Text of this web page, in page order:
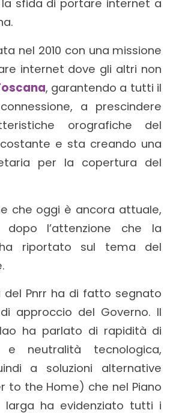
sfida di portare internet a
nel 2010 con una missione
internet dove gli altri non
, garantendo a tutti il
a prescindere
orografiche del
e sta creando una
per la copertura del
che oggi è ancora attuale,
dopo l’attenzione che la
riportato sul tema del
del Pnrr ha di fatto segnato
approccio del Governo. Il
ha parlato di rapidità di
e neutralità tecnologica,
a soluzioni alternative
to the Home) che nel Piano
larga ha evidenziato tutti i